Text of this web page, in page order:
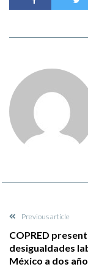
Previous article
COPRED
desigualdades
México a dos